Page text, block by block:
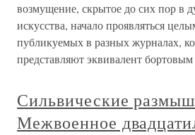
возмущение, скрытое до сих пор в
искусства, начало проявляться
публикуемых в разных журналах,
представляют эквивалент
Сильвические
Межвоенное